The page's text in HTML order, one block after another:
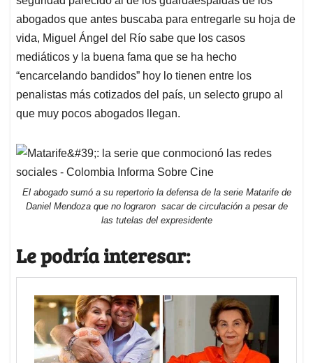
abogados que antes buscaba para entregarle su hoja de
vida, Miguel Ángel del Río sabe que los casos
mediáticos y la buena fama que se ha hecho
“encarcelando bandidos” hoy lo tienen entre los
penalistas más cotizados del país, un selecto grupo al
que muy pocos abogados llegan.
El abogado sumó a su repertorio la defensa de la serie Matarife de
Daniel Mendoza que no lograron sacar de circulación a pesar de
las tutelas del expresidente
Le podría interesar: